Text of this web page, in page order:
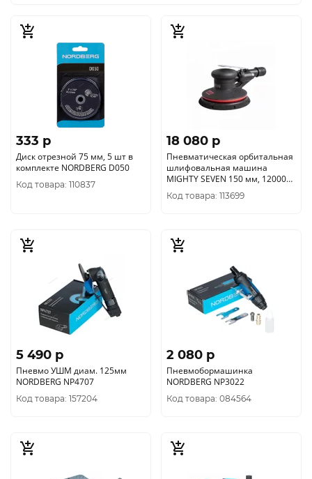
333 p
Диск отрезной 75 мм, 5 шт в
комплекте NORDBERG D050
Код товара: 110837
18 080 p
Пневматическая орбитальная
шлифовальная машина
MIGHTY SEVEN 150 мм, 12000
об/мин QB-51602
Код товара: 113699
5 490 p
Пневмо УШМ диам. 125мм
NORDBERG NP4707
Код товара: 157204
2 080 p
Пневмобормашинка
NORDBERG NP3022
Код товара: 084564